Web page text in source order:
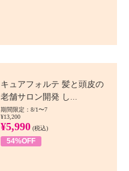
キュアフォルテ 髪と頭皮の
老舗サロン開発 し...
期間限定：8/1〜7
¥13,200
¥5,990 (税込)
54%OFF